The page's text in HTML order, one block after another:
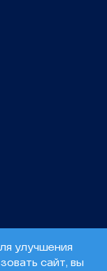
улучшения
сайт, вы